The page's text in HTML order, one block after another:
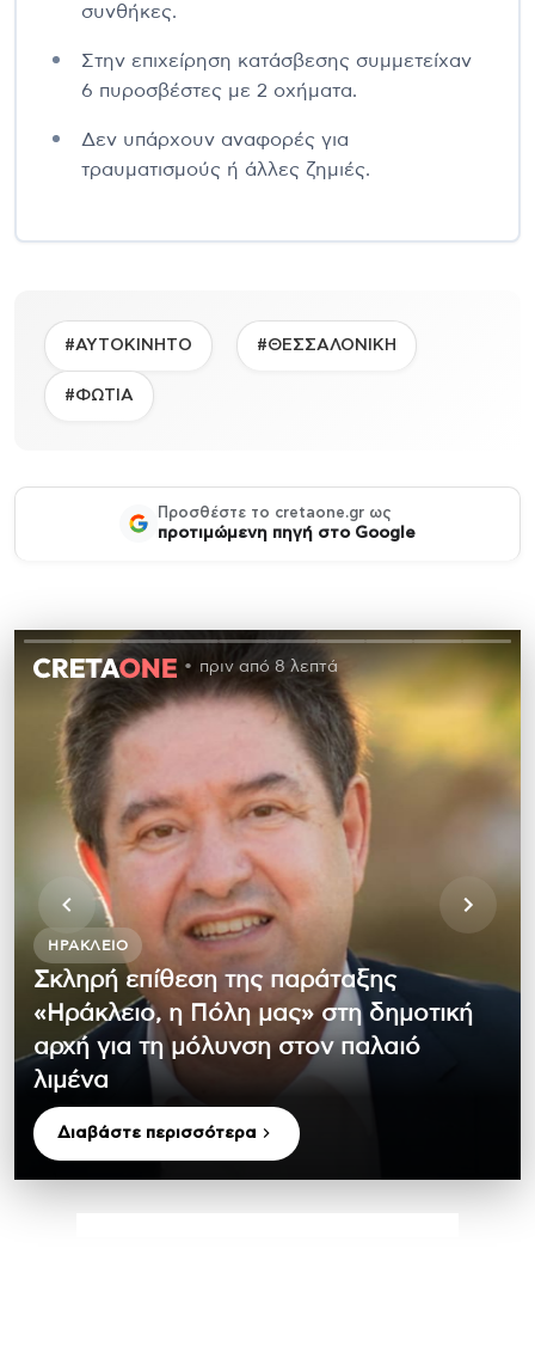
συνθήκες.
Στην επιχείρηση κατάσβεσης συμμετείχαν
6 πυροσβέστες με 2 οχήματα.
Δεν υπάρχουν αναφορές για
τραυματισμούς ή άλλες ζημιές.
#ΑΥΤΟΚΙΝΗΤΟ #ΘΕΣΣΑΛΟΝΙΚΗ
#ΦΩΤΙΑ
Προσθέστε το cretaone.gr ως
προτιμώμενη πηγή στο Google
πριν από 8 λεπτά
ΗΡΆΚΛΕΙΟ
Σκληρή επίθεση της παράταξης
«Ηράκλειο, η Πόλη μας» στη δημοτική
αρχή για τη μόλυνση στον παλαιό
λιμένα
Διαβάστε περισσότερα